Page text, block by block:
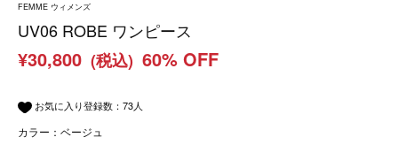
FEMME ウィメンズ
UV06 ROBE ワンピース
¥30,800 (税込) 60% OFF
お気に入り登録数： 73人
カラー：ベージュ